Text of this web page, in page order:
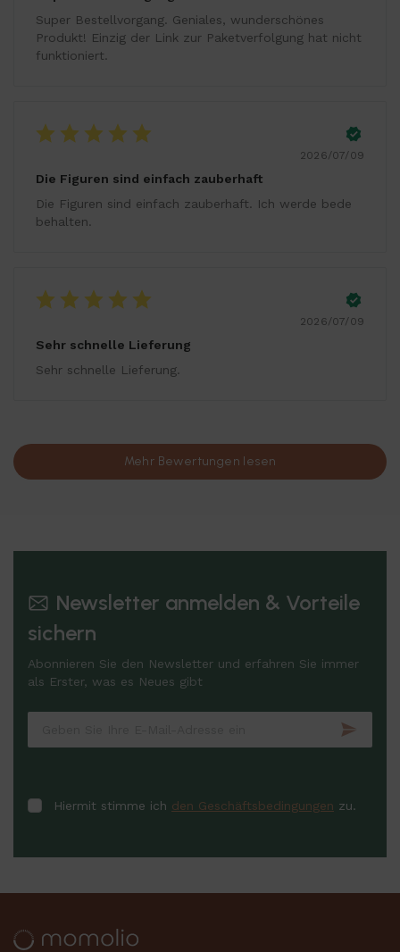
Super Bestellvorgang. Geniales, wunderschönes
Produkt! Einzig der Link zur Paketverfolgung hat nicht
funktioniert.
2026/07/09
Die Figuren sind einfach zauberhaft
Die Figuren sind einfach zauberhaft. Ich werde bede
behalten.
2026/07/09
Sehr schnelle Lieferung
Sehr schnelle Lieferung.
Mehr Bewertungen lesen
Newsletter anmelden & Vorteile
sichern
Abonnieren Sie den Newsletter und erfahren Sie immer
als Erster, was es Neues gibt
Hiermit stimme ich den Geschäftsbedingungen zu.